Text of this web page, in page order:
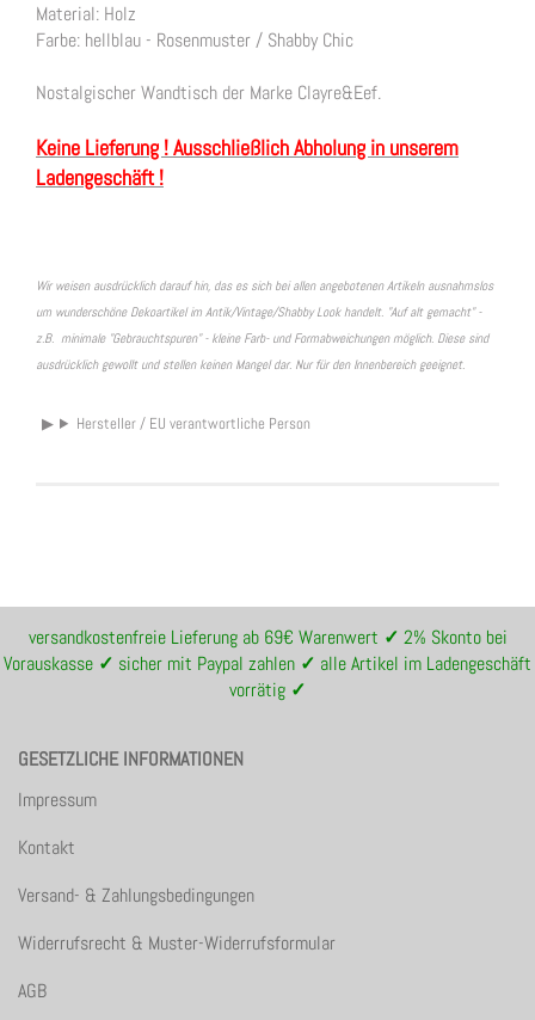
Material: Holz
Farbe: hellblau - Rosenmuster / Shabby Chic
Nostalgischer Wandtisch der Marke Clayre&Eef.
Keine Lieferung ! Ausschließlich Abholung in unserem
Ladengeschäft !
Wir weisen ausdrücklich darauf hin, das es sich bei allen angebotenen Artikeln ausnahmslos
um wunderschöne Dekoartikel im Antik/Vintage/Shabby Look handelt. "Auf alt gemacht" -
z.B. minimale "Gebrauchtspuren" - kleine Farb- und Formabweichungen möglich. Diese sind
ausdrücklich gewollt und stellen keinen Mangel dar. Nur für den Innenbereich geeignet.
Hersteller / EU verantwortliche Person
versandkostenfreie Lieferung ab 69€ Warenwert ✓ 2% Skonto bei
Vorauskasse ✓ sicher mit Paypal zahlen ✓ alle Artikel im Ladengeschäft
vorrätig ✓
GESETZLICHE INFORMATIONEN
Impressum
Kontakt
Versand- & Zahlungsbedingungen
Widerrufsrecht & Muster-Widerrufsformular
AGB